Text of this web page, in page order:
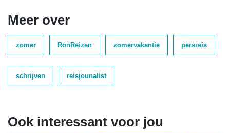
Meer over
zomer RonReizen zomervakantie persreis
schrijven reisjounalist
Ook interessant voor jou